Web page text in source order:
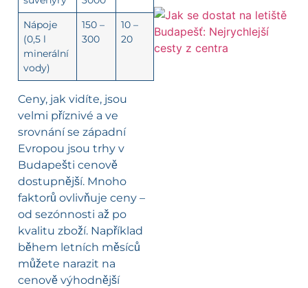
Nápoje
(0,5 l
minerální
vody)
150 –
300
10 –
20
Ceny, jak vidíte, jsou
velmi příznivé a ve
srovnání se západní
Evropou jsou trhy v
Budapešti cenově
dostupnější. Mnoho
faktorů ovlivňuje ceny –
od sezónnosti až po
kvalitu zboží. Například
během letních měsíců
můžete narazit na
cenově výhodnější